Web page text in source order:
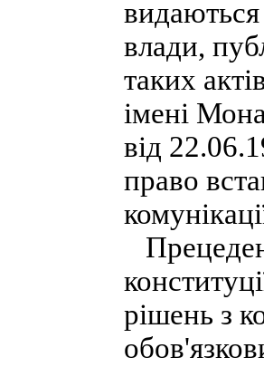
влади,
таких
імені
від
право
рішень з